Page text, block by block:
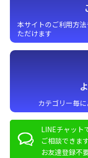
本サイトのご利用方
ただけます
カテゴリー毎
LINEチャット
ご相談できま
お友達登録不